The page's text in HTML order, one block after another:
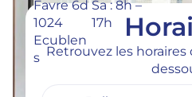
Favre 6d
1024
Ecublen
s
Sa : 8h –
17h
Retrouvez les